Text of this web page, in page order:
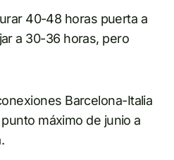
40-48 horas puerta a
a 30-36 horas, pero
Barcelona-Italia
máximo de junio a